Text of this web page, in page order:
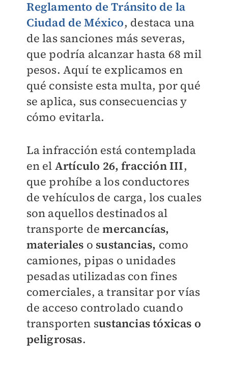
Reglamento de Tránsito de la
Ciudad de México, destaca una
de las sanciones más severas,
que podría alcanzar hasta 68 mil
pesos. Aquí te explicamos en
qué consiste esta multa, por qué
se aplica, sus consecuencias y
cómo evitarla.
La infracción está contemplada
en el Artículo 26, fracción III,
que prohíbe a los conductores
de vehículos de carga, los cuales
son aquellos destinados al
transporte demercancías,
materiales o sustancias, como
camiones, pipas o unidades
pesadas utilizadas con fines
comerciales, a transitar por vías
de acceso controlado cuando
transporten sustancias tóxicas o
peligrosas.